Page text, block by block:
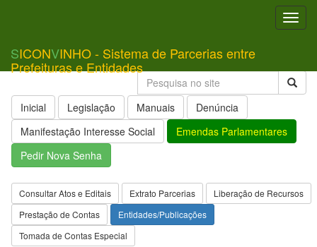
SICONVINHO - Sistema de Parcerias entre
Prefeituras e Entidades
Inicial Legislação Manuais
Denúncia
Manifestação Interesse Social
Emendas Parlamentares
Pedir Nova Senha
Consultar Atos e Editais Extrato Parcerias
Liberação de Recursos
Prestação de Contas
Entidades/Publicações
Tomada de Contas Especial